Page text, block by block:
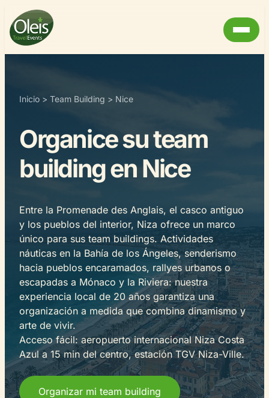
Inicio > Team Building > Nice
Organice su team
building en Nice
Entre la Promenade des Anglais, el casco antiguo
y los pueblos del interior, Niza ofrece un marco
único para sus team buildings. Actividades
náuticas en la Bahía de los Ángeles, senderismo
hacia pueblos encaramados, rallyes urbanos o
escapadas a Mónaco y la Riviera: nuestra
experiencia local de 20 años garantiza una
organización a medida que combina dinamismo y
arte de vivir.
Acceso fácil: aeropuerto internacional Niza Costa
Azul a 15 min del centro, estación TGV Niza-Ville.
Organizar mi team building